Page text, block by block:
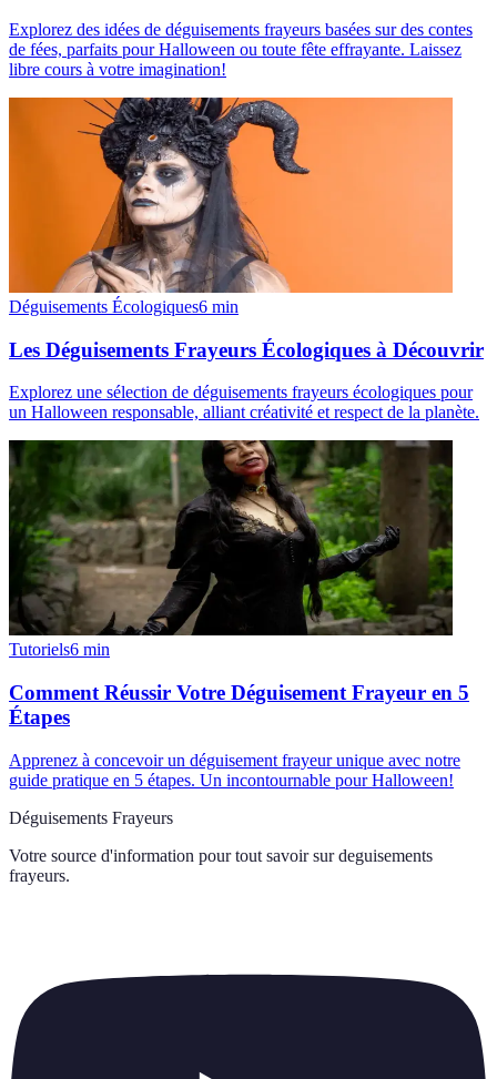
Explorez des idées de déguisements frayeurs basées sur des contes
de fées, parfaits pour Halloween ou toute fête effrayante. Laissez
libre cours à votre imagination!
Déguisements Écologiques6 min
Les Déguisements Frayeurs Écologiques à Découvrir
Explorez une sélection de déguisements frayeurs écologiques pour
un Halloween responsable, alliant créativité et respect de la planète.
Tutoriels6 min
Comment Réussir Votre Déguisement Frayeur en 5
Étapes
Apprenez à concevoir un déguisement frayeur unique avec notre
guide pratique en 5 étapes. Un incontournable pour Halloween!
Déguisements Frayeurs
Votre source d'information pour tout savoir sur deguisements
frayeurs.